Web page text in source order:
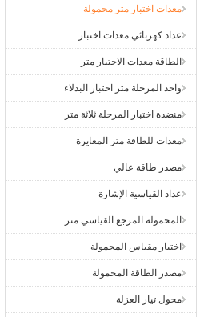
معدات اختبار متر محمولة
عداد كهربائي معدات اختبار
الطاقة معدات الاختبار متر
واحد المرحلة متر اختبار البدلاء
منضدة اختبار المرحلة ثلاثة متر
معدات للطاقة متر المعايرة
مصدر طاقة عالي
عداد القياسية الإشارة
المحمولة المرجع القياسي متر
اختبار مقياس المحمولة
مصدر الطاقة المحمولة
محول تيار العزلة